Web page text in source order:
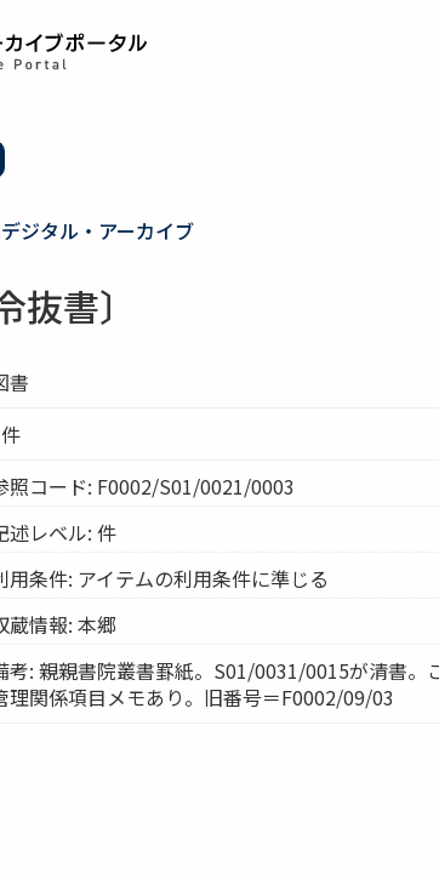
ジタル・アーカイブ
抜書〕
書
照コード: F0002/S01/0021/0003
述レベル: 件
用条件: アイテムの利用条件に準じる
蔵情報: 本郷
考: 親親書院叢書罫紙。S01/0031/0015が清書。
理関係項目メモあり。旧番号＝F0002/09/03